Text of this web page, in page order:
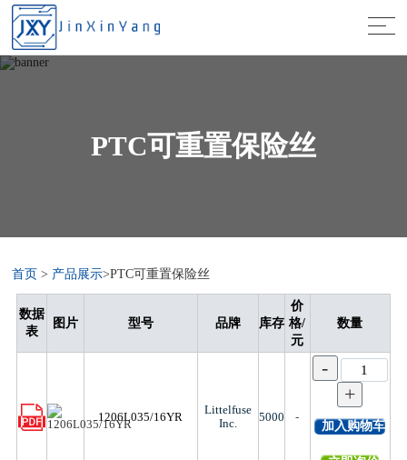
PTC可重置保险丝
首页 > 产品展示>PTC可重置保险丝
数据
表
图片 型号 品牌 库存
价
格/
元
数量
1206L035/16YR
Littelfuse
Inc.
5000 -
-
+
加入购物车